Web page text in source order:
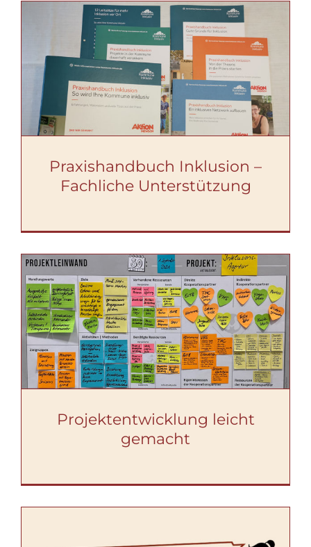
Praxishandbuch Inklusion –
Fachliche Unterstützung
Projektentwicklung leicht
gemacht